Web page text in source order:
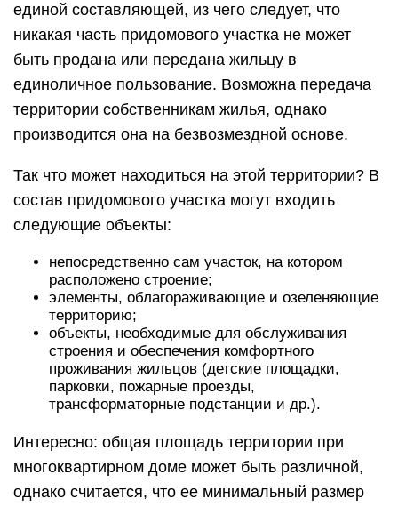
единой составляющей, из чего следует, что
никакая часть придомового участка не может
быть продана или передана жильцу в
единоличное пользование. Возможна передача
территории собственникам жилья, однако
производится она на безвозмездной основе.
Так что может находиться на этой территории? В
состав придомового участка могут входить
следующие объекты:
непосредственно сам участок, на котором
расположено строение;
элементы, облагораживающие и озеленяющие
территорию;
объекты, необходимые для обслуживания
строения и обеспечения комфортного
проживания жильцов (детские площадки,
парковки, пожарные проезды,
трансформаторные подстанции и др.).
Интересно: общая площадь территории при
многоквартирном доме может быть различной,
однако считается, что ее минимальный размер